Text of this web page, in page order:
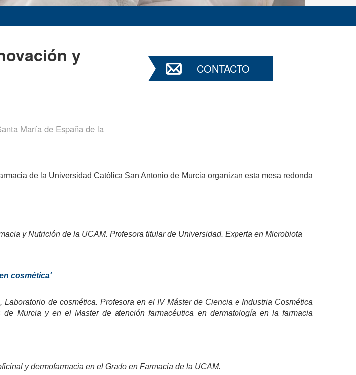
y
María de España de la
CONTACTO
de la Universidad Católica San Antonio de Murcia organizan esta mesa redonda
y Nutrición de la UCAM. Profesora titular de Universidad. Experta en Microbiota
cosmética'
de cosmética. Profesora en el IV Máster de Ciencia e Industria Cosmética
Murcia y en el Master de atención farmacéutica en dermatología en la farmacia
y dermofarmacia en el Grado en Farmacia de la UCAM.